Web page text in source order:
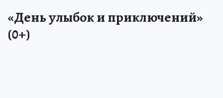
«День улыбок и приключений»
(0+)